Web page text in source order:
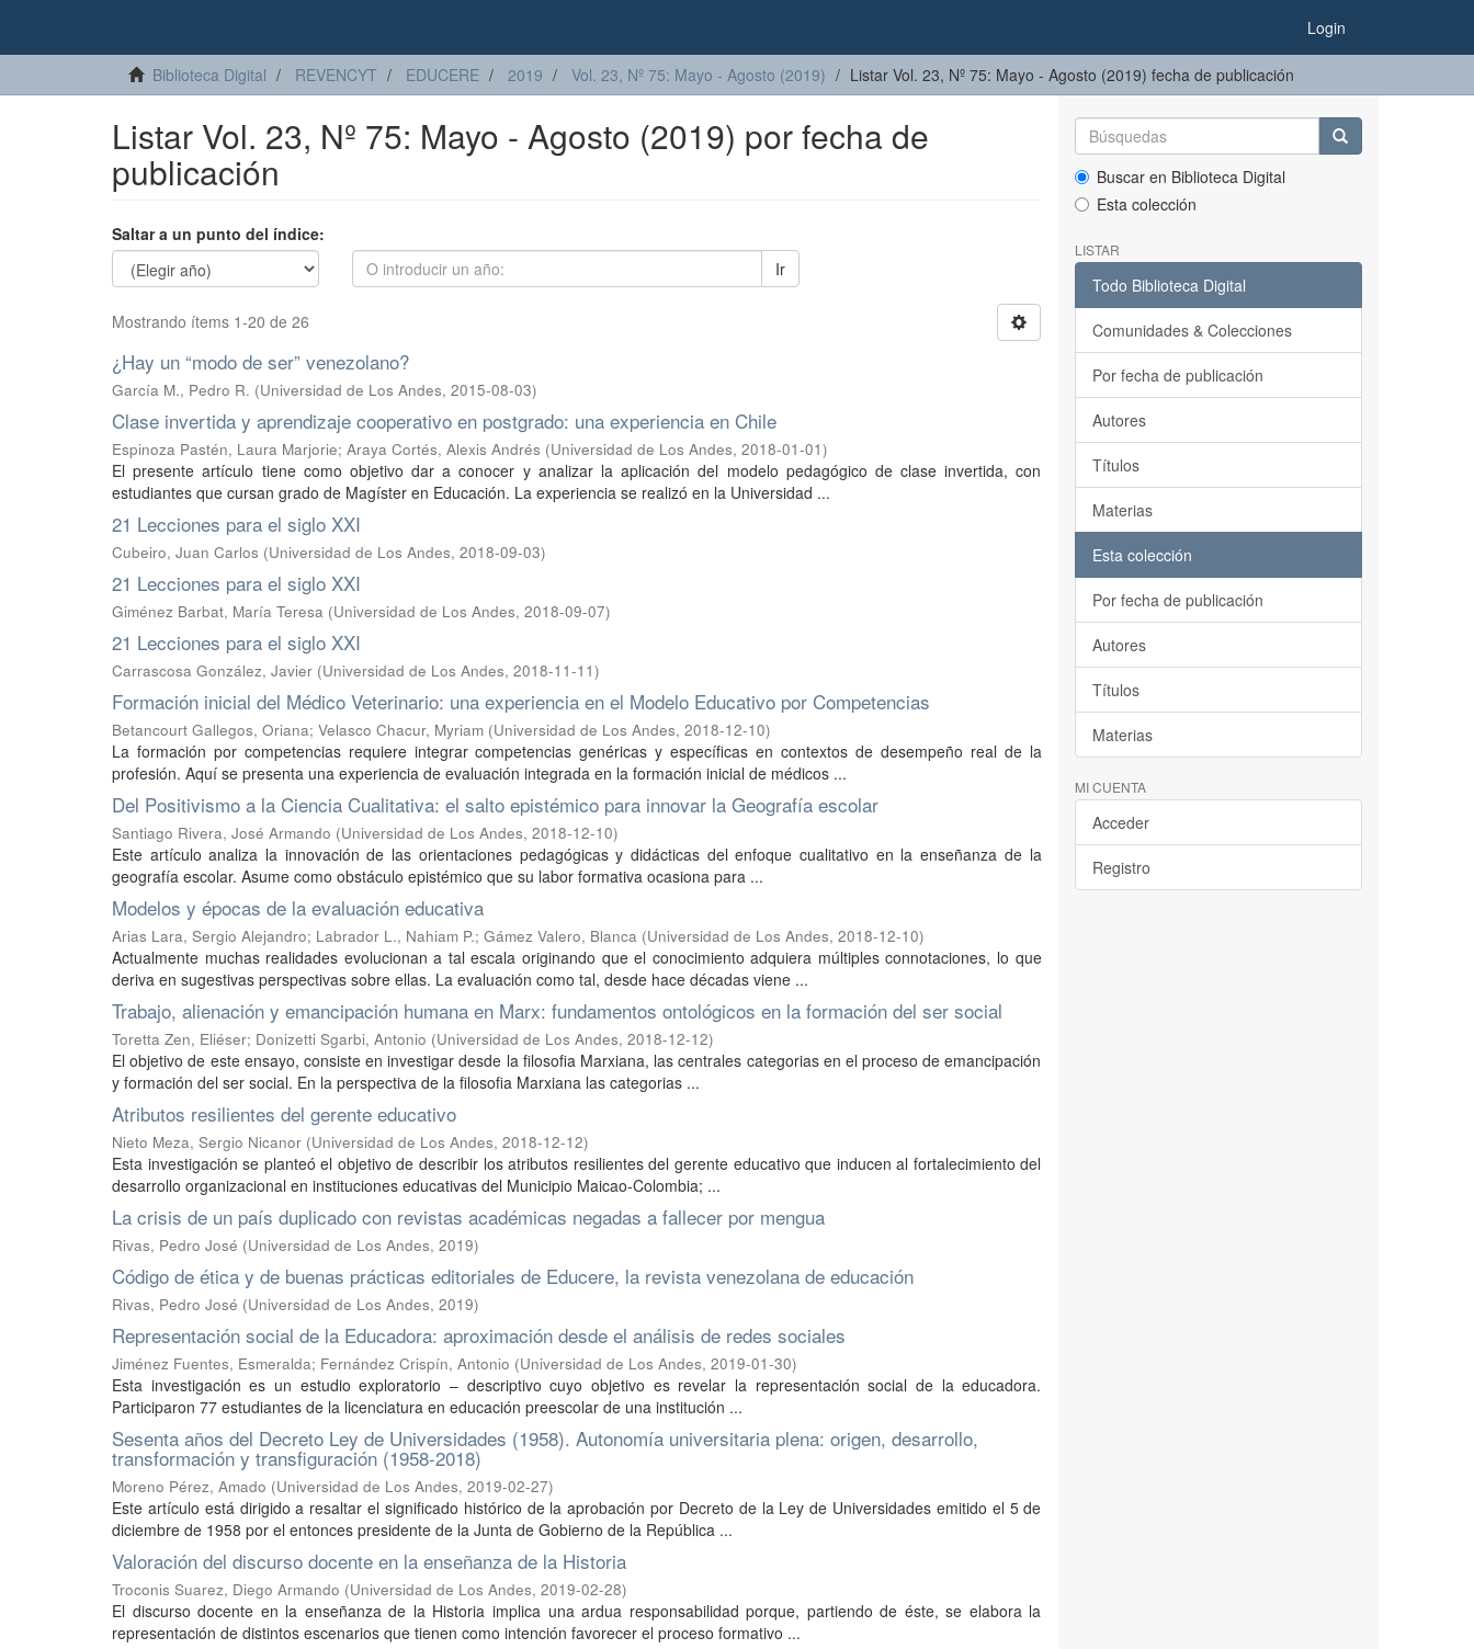
Login
Biblioteca Digital REVENCYT EDUCERE 2019 Vol. 23, Nº 75: Mayo - Agosto (2019) Listar Vol. 23, Nº 75: Mayo - Agosto (2019) fecha de publicación
Listar Vol. 23, Nº 75: Mayo - Agosto (2019) por fecha de
publicación
Saltar a un punto del índice:
Ir
Mostrando ítems 1-20 de 26
¿Hay un “modo de ser” venezolano?
García M., Pedro R. (Universidad de Los Andes, 2015-08-03)
Clase invertida y aprendizaje cooperativo en postgrado: una experiencia en Chile
Espinoza Pastén, Laura Marjorie; Araya Cortés, Alexis Andrés (Universidad de Los Andes, 2018-01-01)
El presente artículo tiene como objetivo dar a conocer y analizar la aplicación del modelo pedagógico de clase invertida, con
estudiantes que cursan grado de Magíster en Educación. La experiencia se realizó en la Universidad ...
21 Lecciones para el siglo XXI
Cubeiro, Juan Carlos (Universidad de Los Andes, 2018-09-03)
21 Lecciones para el siglo XXI
Giménez Barbat, María Teresa (Universidad de Los Andes, 2018-09-07)
21 Lecciones para el siglo XXI
Carrascosa González, Javier (Universidad de Los Andes, 2018-11-11)
Formación inicial del Médico Veterinario: una experiencia en el Modelo Educativo por Competencias
Betancourt Gallegos, Oriana; Velasco Chacur, Myriam (Universidad de Los Andes, 2018-12-10)
La formación por competencias requiere integrar competencias genéricas y específicas en contextos de desempeño real de la
profesión. Aquí se presenta una experiencia de evaluación integrada en la formación inicial de médicos ...
Del Positivismo a la Ciencia Cualitativa: el salto epistémico para innovar la Geografía escolar
Santiago Rivera, José Armando (Universidad de Los Andes, 2018-12-10)
Este artículo analiza la innovación de las orientaciones pedagógicas y didácticas del enfoque cualitativo en la enseñanza de la
geografía escolar. Asume como obstáculo epistémico que su labor formativa ocasiona para ...
Modelos y épocas de la evaluación educativa
Arias Lara, Sergio Alejandro; Labrador L., Nahiam P.; Gámez Valero, Blanca (Universidad de Los Andes, 2018-12-10)
Actualmente muchas realidades evolucionan a tal escala originando que el conocimiento adquiera múltiples connotaciones, lo que
deriva en sugestivas perspectivas sobre ellas. La evaluación como tal, desde hace décadas viene ...
Trabajo, alienación y emancipación humana en Marx: fundamentos ontológicos en la formación del ser social
Toretta Zen, Eliéser; Donizetti Sgarbi, Antonio (Universidad de Los Andes, 2018-12-12)
El objetivo de este ensayo, consiste en investigar desde la filosofia Marxiana, las centrales categorias en el proceso de emancipación
y formación del ser social. En la perspectiva de la filosofia Marxiana las categorias ...
Atributos resilientes del gerente educativo
Nieto Meza, Sergio Nicanor (Universidad de Los Andes, 2018-12-12)
Esta investigación se planteó el objetivo de describir los atributos resilientes del gerente educativo que inducen al fortalecimiento del
desarrollo organizacional en instituciones educativas del Municipio Maicao-Colombia; ...
La crisis de un país duplicado con revistas académicas negadas a fallecer por mengua
Rivas, Pedro José (Universidad de Los Andes, 2019)
Código de ética y de buenas prácticas editoriales de Educere, la revista venezolana de educación
Rivas, Pedro José (Universidad de Los Andes, 2019)
Representación social de la Educadora: aproximación desde el análisis de redes sociales
Jiménez Fuentes, Esmeralda; Fernández Crispín, Antonio (Universidad de Los Andes, 2019-01-30)
Esta investigación es un estudio exploratorio – descriptivo cuyo objetivo es revelar la representación social de la educadora.
Participaron 77 estudiantes de la licenciatura en educación preescolar de una institución ...
Sesenta años del Decreto Ley de Universidades (1958). Autonomía universitaria plena: origen, desarrollo,
transformación y transfiguración (1958-2018)
Moreno Pérez, Amado (Universidad de Los Andes, 2019-02-27)
Este artículo está dirigido a resaltar el significado histórico de la aprobación por Decreto de la Ley de Universidades emitido el 5 de
diciembre de 1958 por el entonces presidente de la Junta de Gobierno de la República ...
Valoración del discurso docente en la enseñanza de la Historia
Troconis Suarez, Diego Armando (Universidad de Los Andes, 2019-02-28)
El discurso docente en la enseñanza de la Historia implica una ardua responsabilidad porque, partiendo de éste, se elabora la
representación de distintos escenarios que tienen como intención favorecer el proceso formativo ...
Buscar en Biblioteca Digital
Esta colección
LISTAR
Todo Biblioteca Digital
Comunidades & Colecciones
Por fecha de publicación
Autores
Títulos
Materias
Esta colección
Por fecha de publicación
Autores
Títulos
Materias
MI CUENTA
Acceder
Registro